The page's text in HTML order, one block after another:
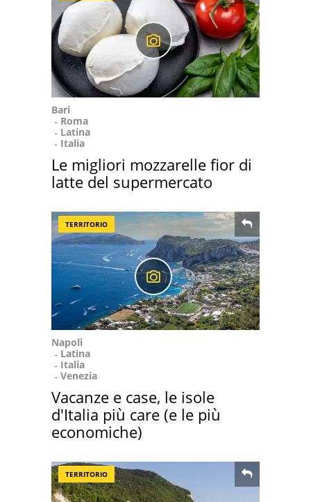
Bari
Roma
Latina
Italia
Le migliori mozzarelle fior di
latte del supermercato
TERRITORIO
Napoli
Latina
Italia
Venezia
Vacanze e case, le isole
d'Italia più care (e le più
economiche)
TERRITORIO